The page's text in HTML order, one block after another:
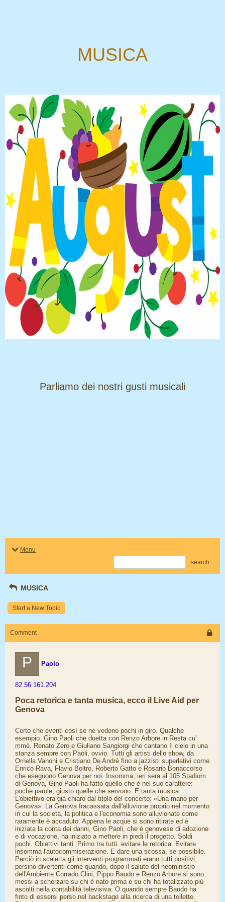
MUSICA
​​​​​​​Parliamo dei nostri gusti musicali
Menu
search
MUSICA
Start a New Topic
Comment
P Paolo
82.56.161.204
Poca retorica e tanta musica, ecco il Live Aid per
Genova
Certo che eventi così se ne vedono pochi in giro. Qualche
esempio. Gino Paoli che duetta con Renzo Arbore in Resta cu'
mmè. Renato Zero e Giuliano Sangiorgi che cantano Il cielo in una
stanza sempre con Paoli, ovvio. Tutti gli artisti dello show, da
Ornella Vanoni e Cristiano De Andrè fino a jazzisti superlativi come
Enrico Rava, Flavio Boltro, Roberto Gatto e Rosario Bonaccorso
che eseguono Genova per noi. Insomma, ieri sera al 105 Stadium
di Genova, Gino Paoli ha fatto quello che è nel suo carattere:
poche parole, giusto quelle che servono. E tanta musica.
L'obiettivo era già chiaro dal titolo del concerto: «Una mano per
Genova». La Genova fracassata dall'alluvione proprio nel momento
in cui la società, la politica e l'economia sono alluvionate come
raramente è accaduto. Appena le acque si sono ritirate ed è
iniziata la conta dei danni, Gino Paoli, che è genovese di adozione
e di vocazione, ha iniziato a mettere in piedi il progetto. Soldi
pochi. Obiettivi tanti. Primo tra tutti: evitare le retorica. Evitare
insomma l'autocommiserazione. E dare una scossa, se possibile.
Perciò in scaletta gli interventi programmati erano tutti positivi,
persino divertenti come quando, dopo il saluto del neoministro
dell'Ambiente Corrado Clini, Pippo Baudo e Renzo Arbore si sono
messi a scherzare su chi è nato prima e su chi ha totalizzato più
ascolti nella contabilità televisiva. O quando sempre Baudo ha
finto di essersi perso nel backstage alla ricerca di una toilette.